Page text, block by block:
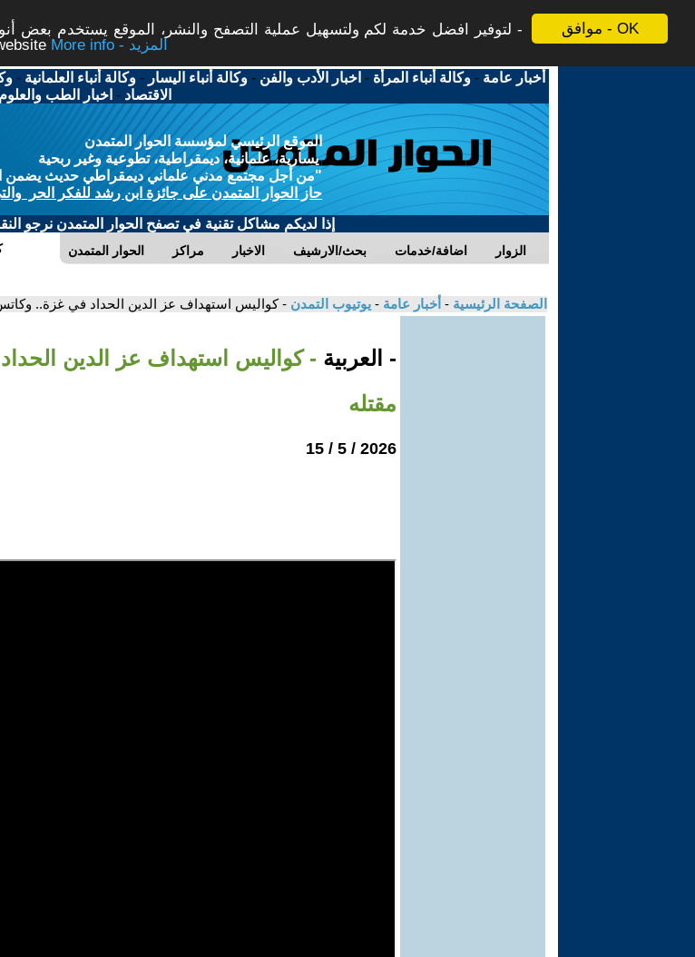
موافق - OK
لتوفير افضل خدمة لكم ولتسهيل عملية التصفح والنشر، الموقع يستخدم بعض
More info - المزيد
أخبار عامة -وكالة أنباء المرأة - اخبار الأدب والفن -وكالة أنباء اليسار -وكالة أنباء العلمانية -
الاقتصاد - اخبار الطب والعلوم
الموقع الرئيسي لمؤسسة الحوار المتمدن
يسارية، علمانية، ديمقراطية، تطوعية وغير ربحية
"من أجل مجتمع مدني علماني ديمقراطي حديث يضمن
حاز الحوار المتمدن على جائزة ابن رشد للفكر الحر
إذا لديكم مشاكل تقنية في تصفح الحوار المتمدن نرجو
الحوار المتمدن مراكز الاخبار بحث/الارشيف اضافة/خدمات الزوار
الصفحة الرئيسية - أخبار عامة - يوتيوب التمدن - كواليس استهداف عز الدين الحداد في غزة..
- العربية - كواليس استهداف عز الدين
مقتله
2026 / 5 / 15